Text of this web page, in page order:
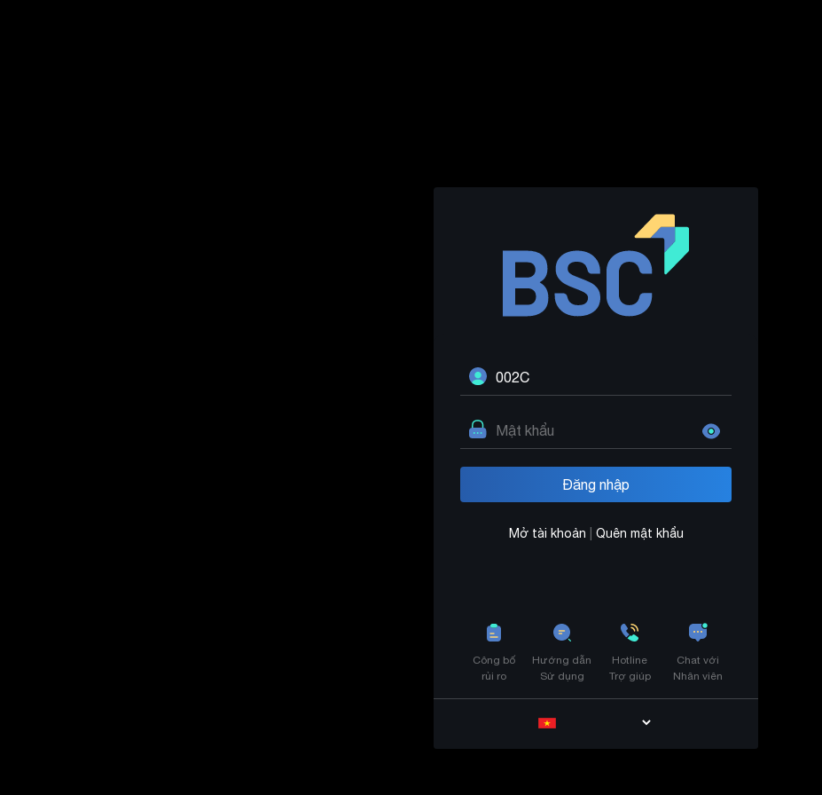
Mở tài khoản Quên mật khẩu
Công bố
rủi ro
Hướng dẫn
Sử dụng
Hotline
Trợ giúp
Chat với
Nhân viên